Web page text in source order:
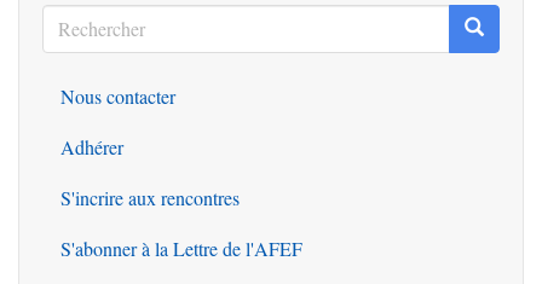
Rechercher
Rechercher
Outils
Nous contacter
Adhérer
S'incrire aux rencontres
S'abonner à la Lettre de l'AFEF